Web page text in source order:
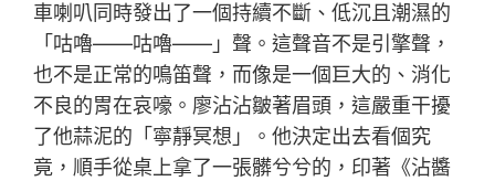
車喇叭同時發出了一個持續不斷、低沉且潮濕的
「咕嚕——咕嚕——」聲。這聲音不是引擎聲，
也不是正常的鳴笛聲，而像是一個巨大的、消化
不良的胃在哀嚎。廖沾沾皺著眉頭，這嚴重干擾
了他蒜泥的「寧靜冥想」。他決定出去看個究
竟，順手從桌上拿了一張髒兮兮的，印著《沾醬